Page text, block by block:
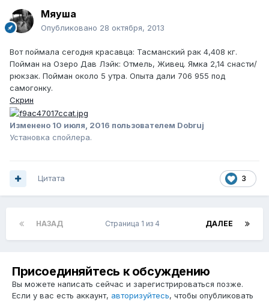
Мяуша
Опубликовано 28 октября, 2013
Вот поймала сегодня красавца: Тасманский рак 4,408 кг.
Пойман на Озеро Дав Лэйк: Отмель, Живец. Ямка 2,14 снасти/
рюкзак. Пойман около 5 утра. Опыта дали 706 955 под
самогонку.
Скрин
Изменено 10 июля, 2016 пользователем Dobruj
Установка спойлера.
3
Цитата
НАЗАД ДАЛЕЕ
Страница 1 из 4
Присоединяйтесь к обсуждению
Вы можете написать сейчас и зарегистрироваться позже.
Если у вас есть аккаунт, авторизуйтесь, чтобы опубликовать